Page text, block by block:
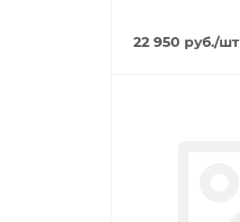
22 950 руб./шт